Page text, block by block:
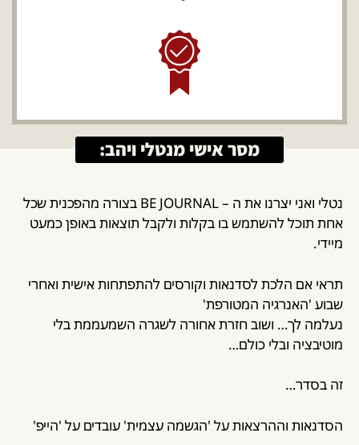
מסר אישי מנטלי ויהב:
נטלי ואני יצרנו את ה – BE JOURNAL בצורה מהפכנית שכל
אחת תוכל להשתמש בו בקלות ולקבל תוצאות באופן כמעט
מיידי.
תראי אם הלכת לסדנאות וקורסים להתפתחות אישית ואחרי
שבוע 'האנרגיה המטורפת'
נעלמה לך… ושוב חזרת אחורה לשגרה השמעממת בלי
מוטיבציה ובלי כולם…
זה בסדר…
הסדנאות וההרצאות על 'הגשמה עצמית' עובדים על 'הייפ'